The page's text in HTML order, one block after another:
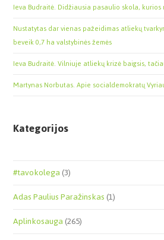
Ieva Budraitė. Didžiausia pasaulio skola,
Nustatytas dar vienas pažeidimas atliekų
beveik 0,7 ha valstybinės žemės
Ieva Budraitė. Vilniuje atliekų krizė baigsis,
Martynas Norbutas. Apie socialdemokratų
Kategorijos
#tavokolega(3)
Adas Paulius Paražinskas(1)
Aplinkosauga(265)